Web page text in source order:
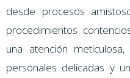
desde procesos
procedimientos
una atención
personales delicadas y